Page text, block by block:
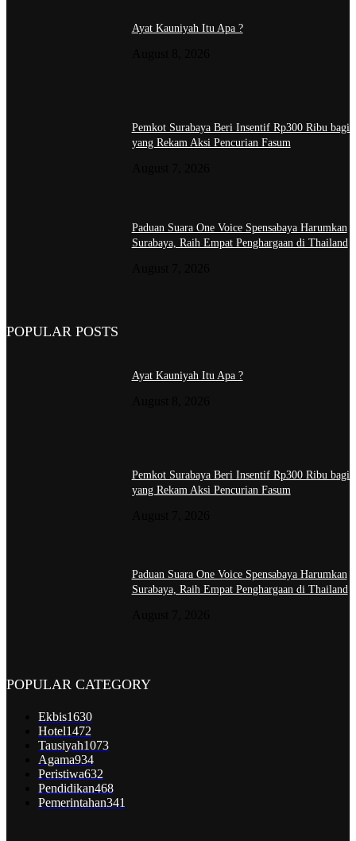
Ayat Kauniyah Itu Apa ?
Pemkot Surabaya Beri Insentif Rp300 Ribu bagi
yang Rekam Aksi Pencurian Fasum
Paduan Suara One Voice Spensabaya Harumkan
Surabaya, Raih Empat Penghargaan di Thailand
POPULAR POSTS
Ayat Kauniyah Itu Apa ?
Pemkot Surabaya Beri Insentif Rp300 Ribu bagi
yang Rekam Aksi Pencurian Fasum
Paduan Suara One Voice Spensabaya Harumkan
Surabaya, Raih Empat Penghargaan di Thailand
POPULAR CATEGORY
Ekbis1630
Hotel1472
Tausiyah1073
Agama934
Peristiwa632
Pendidikan468
Pemerintahan341